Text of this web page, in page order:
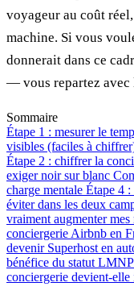
voyageur au coût
machine. Si vous
donnerait dans ce
— vous repartez avec
Sommaire
Étape 1 : mesurer le
visibles (faciles à
Étape 2 : chiffrer la
exiger noir sur blanc
charge mentale Étape 4
éviter dans les deux
vraiment augmenter mes
conciergerie Airbnb en
devenir Superhost en
bénéfice du statut
conciergerie devient-elle